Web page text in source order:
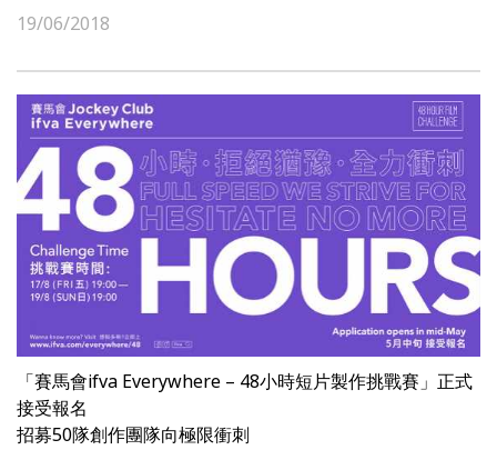
19/06/2018
「賽馬會ifva Everywhere – 48小時短片製作挑戰賽」正式
接受報名
招募50隊創作團隊向極限衝刺